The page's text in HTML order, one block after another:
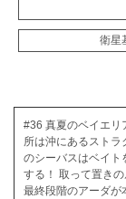
衛星
#36 真夏のベイエリ
所は沖にあるストラ
のシーバスはベイト
する！ 取って置き
最終段階のアーダが